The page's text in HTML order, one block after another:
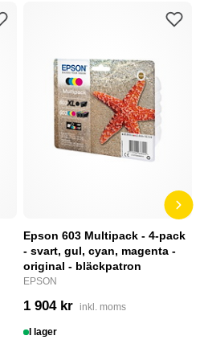
Epson 603 Multipack - 4-pack
- svart, gul, cyan, magenta -
original - bläckpatron
EPSON
1 904 kr inkl. moms
I lager